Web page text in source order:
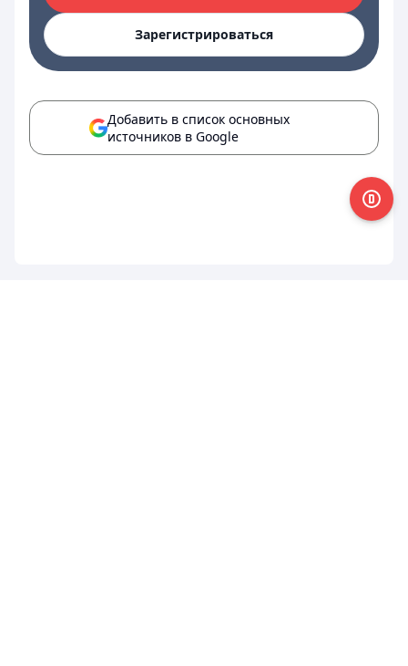
Зарегистрироваться
Добавить в список основных
источников в Google